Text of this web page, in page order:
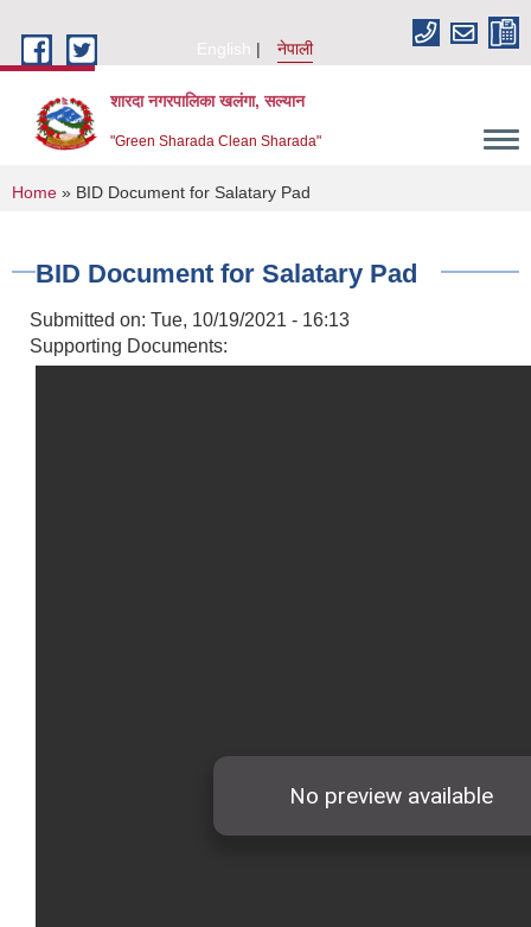
English
नेपाली
शारदा नगरपालिका खलंगा, सल्यान
"Green Sharada Clean Sharada"
You are here
Home » BID Document for Salatary Pad
BID Document for Salatary Pad
Submitted on: Tue, 10/19/2021 - 16:13
Supporting Documents: